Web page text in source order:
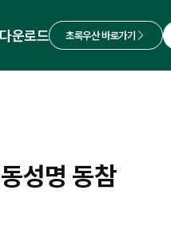
운로드 초록우산 바로가기
성명 동참